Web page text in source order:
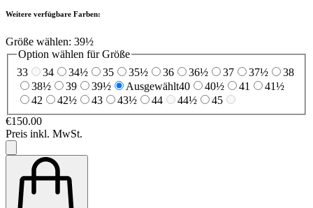
Weitere verfügbare Farben:
Größe wählen: 39½
Option wählen für Größe
33
34 34½ 35 35½ 36 36½ 37 37½
38
38½
39 39½ Ausgewählt40 40½ 41
41½
42
42½ 43 43½ 44 44½
45
€150.00
Preis inkl. MwSt.